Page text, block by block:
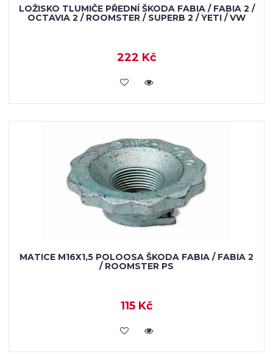
LOŽISKO TLUMIČE PŘEDNÍ ŠKODA FABIA / FABIA 2 /
OCTAVIA 2 / ROOMSTER / SUPERB 2 / YETI / VW
222 Kč
KOUPIT
MATICE M16X1,5 POLOOSA ŠKODA FABIA / FABIA 2
/ ROOMSTER PS
115 Kč
KOUPIT